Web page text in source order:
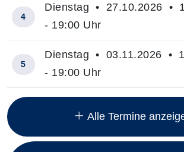
Insgesamt gibt es 6 Termine zum
4
Dienstag • 27.10.2026 •
- 19:00 Uhr
5
Dienstag • 03.11.2026 •
- 19:00 Uhr
Alle Termine